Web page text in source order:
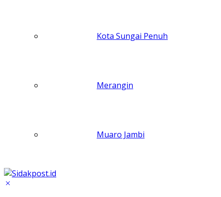
Kota Sungai Penuh
Merangin
Muaro Jambi